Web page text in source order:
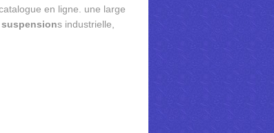
en ligne. une large
suspensions industrielle,